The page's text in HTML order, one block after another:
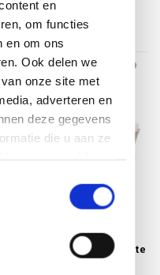
en
om functies
en om ons
Ook delen we
onze site met
adverteren en
deze gegevens
die u aan ze
Puccini stoel bank
loungeset 3 delig rope latte
4 Seasons Outdoor